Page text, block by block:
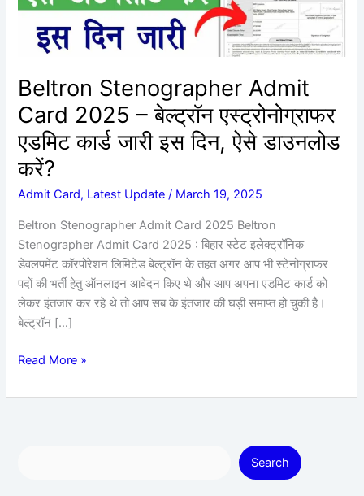
Beltron Stenographer Admit
Card 2025 – बेल्ट्रॉन एस्ट्रोनोग्राफर
एडमिट कार्ड जारी इस दिन, ऐसे डाउनलोड
करें?
Admit Card, Latest Update / March 19, 2025
Beltron Stenographer Admit Card 2025 Beltron
Stenographer Admit Card 2025 : बिहार स्टेट इलेक्ट्रॉनिक
डेवलपमेंट कॉरपोरेशन लिमिटेड बेल्ट्रॉन के तहत अगर आप भी स्टेनोग्राफर
पदों की भर्ती हेतु ऑनलाइन आवेदन किए थे और आप अपना एडमिट कार्ड को
लेकर इंतजार कर रहे थे तो आप सब के इंतजार की घड़ी समाप्त हो चुकी है।
बेल्ट्रॉन […]
एडमिट
जारी
इस
दिन,
ऐसे
डाउनलोड
करें?
Read More »
Search